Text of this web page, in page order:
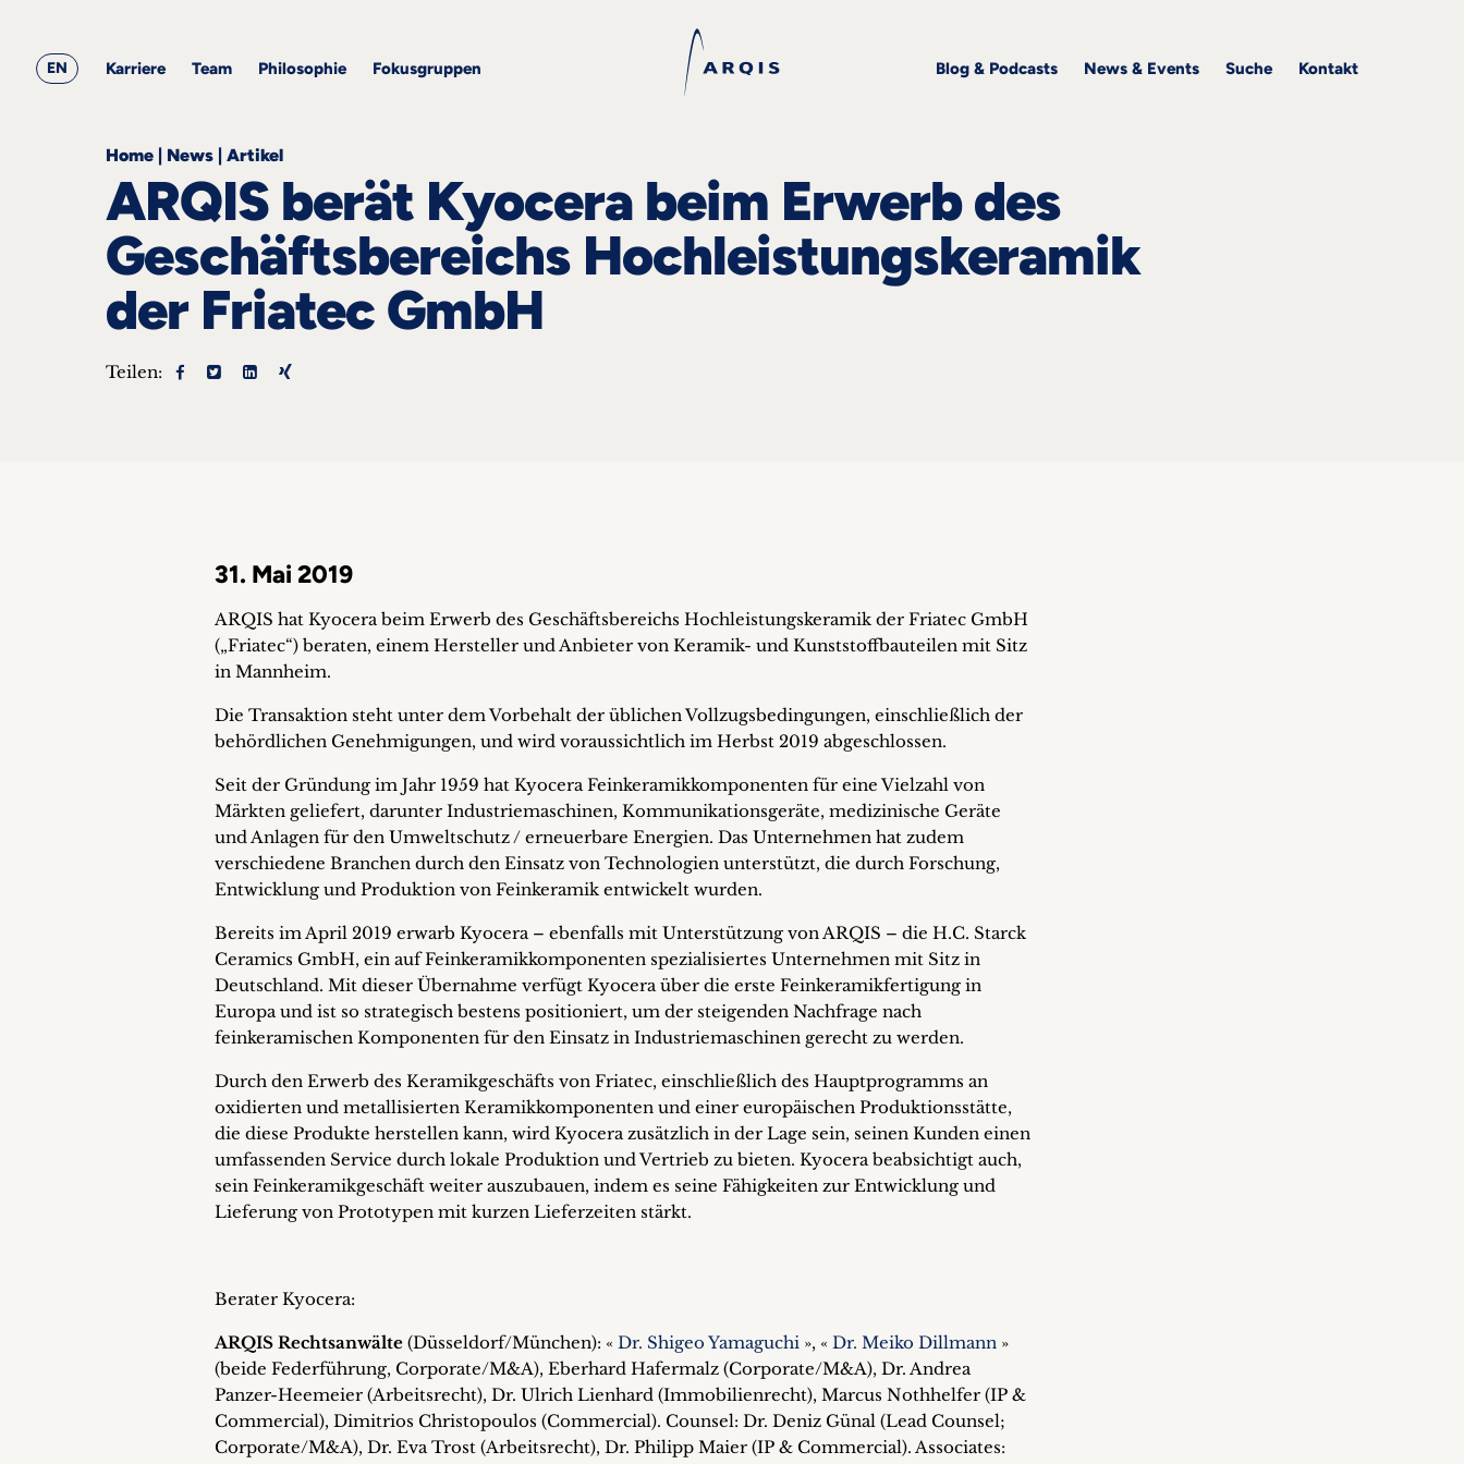
EN Karriere Team Philosophie Fokusgruppen Blog & Podcasts News & Events Suche Kontakt
Philosophie
Home | News | Artikel
ARQIS berät Kyocera beim Erwerb des
Geschäftsbereichs Hochleistungskeramik
der Friatec GmbH
Teilen:
31. Mai 2019
ARQIS hat Kyocera beim Erwerb des Geschäftsbereichs Hochleistungskeramik der Friatec GmbH
(„Friatec“) beraten, einem Hersteller und Anbieter von Keramik- und Kunststoffbauteilen mit Sitz
in Mannheim.
Die Transaktion steht unter dem Vorbehalt der üblichen Vollzugsbedingungen, einschließlich der
behördlichen Genehmigungen, und wird voraussichtlich im Herbst 2019 abgeschlossen.
Seit der Gründung im Jahr 1959 hat Kyocera Feinkeramikkomponenten für eine Vielzahl von
Märkten geliefert, darunter Industriemaschinen, Kommunikationsgeräte, medizinische Geräte
und Anlagen für den Umweltschutz / erneuerbare Energien. Das Unternehmen hat zudem
verschiedene Branchen durch den Einsatz von Technologien unterstützt, die durch Forschung,
Entwicklung und Produktion von Feinkeramik entwickelt wurden.
Bereits im April 2019 erwarb Kyocera – ebenfalls mit Unterstützung von ARQIS – die H.C. Starck
Ceramics GmbH, ein auf Feinkeramikkomponenten spezialisiertes Unternehmen mit Sitz in
Deutschland. Mit dieser Übernahme verfügt Kyocera über die erste Feinkeramikfertigung in
Europa und ist so strategisch bestens positioniert, um der steigenden Nachfrage nach
feinkeramischen Komponenten für den Einsatz in Industriemaschinen gerecht zu werden.
Durch den Erwerb des Keramikgeschäfts von Friatec, einschließlich des Hauptprogramms an
oxidierten und metallisierten Keramikkomponenten und einer europäischen Produktionsstätte,
die diese Produkte herstellen kann, wird Kyocera zusätzlich in der Lage sein, seinen Kunden einen
umfassenden Service durch lokale Produktion und Vertrieb zu bieten. Kyocera beabsichtigt auch,
sein Feinkeramikgeschäft weiter auszubauen, indem es seine Fähigkeiten zur Entwicklung und
Lieferung von Prototypen mit kurzen Lieferzeiten stärkt.
Berater Kyocera:
ARQIS Rechtsanwälte (Düsseldorf/München): « Dr. Shigeo Yamaguchi », « Dr. Meiko Dillmann »
(beide Federführung, Corporate/M&A), Eberhard Hafermalz (Corporate/M&A), Dr. Andrea
Panzer-Heemeier (Arbeitsrecht), Dr. Ulrich Lienhard (Immobilienrecht), Marcus Nothhelfer (IP &
Commercial), Dimitrios Christopoulos (Commercial). Counsel: Dr. Deniz Günal (Lead Counsel;
Corporate/M&A), Dr. Eva Trost (Arbeitsrecht), Dr. Philipp Maier (IP & Commercial). Associates: